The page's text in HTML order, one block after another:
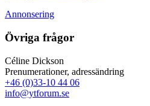
Annonsering
Övriga frågor
Céline Dickson
Prenumerationer, adressändring
+46 (0)33-10 44 06
info@ytforum.se